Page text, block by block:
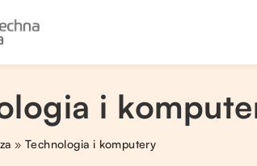
i
»Technologia i komputery